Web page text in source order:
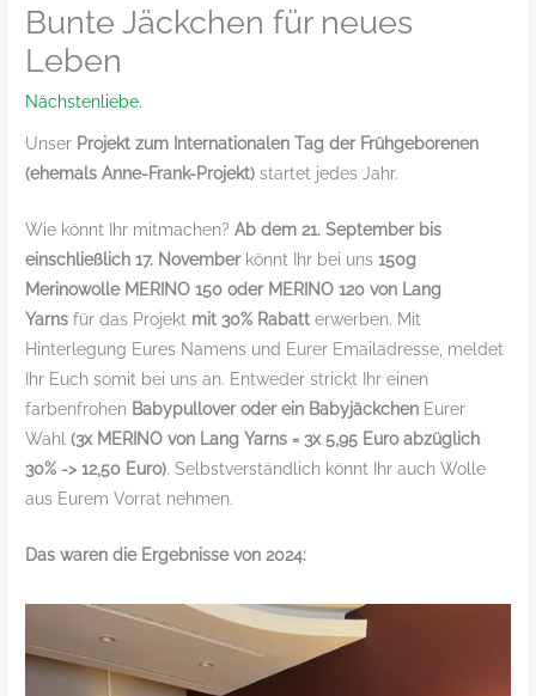
Bunte Jäckchen für neues
Leben
Nächstenliebe.
Unser Projekt zum Internationalen Tag der Frühgeborenen
(ehemals Anne-Frank-Projekt) startet jedes Jahr.
Wie könnt Ihr mitmachen?Ab dem 21. September bis
einschließlich 17. November könnt Ihr bei uns150g
Merinowolle MERINO 150 oder MERINO 120 von Lang
Yarns für das Projekt mit 30% Rabatt erwerben. Mit
Hinterlegung Eures Namens und Eurer Emailadresse, meldet
Ihr Euch somit bei uns an. Entweder strickt Ihr einen
farbenfrohen Babypullover oder ein Babyjäckchen Eurer
Wahl(3x MERINO von Lang Yarns = 3x 5,95 Euro abzüglich
30% -> 12,50 Euro). Selbstverständlich könnt Ihr auch Wolle
aus Eurem Vorrat nehmen.
Das waren die Ergebnisse von 2024: